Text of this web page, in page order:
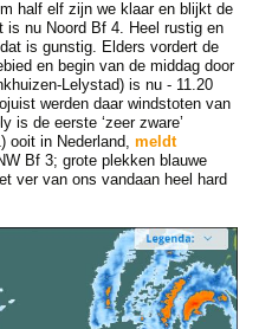
half elf zijn we klaar en blijkt de
is nu Noord Bf 4. Heel rustig en
is gunstig. Elders vordert de
en begin van de middag door
Lelystad) is nu - 11.20
werden daar windstoten van
is de eerste ‘zeer zware’
ooit in Nederland, meldt
Bf 3; grote plekken blauwe
ver van ons vandaan heel hard